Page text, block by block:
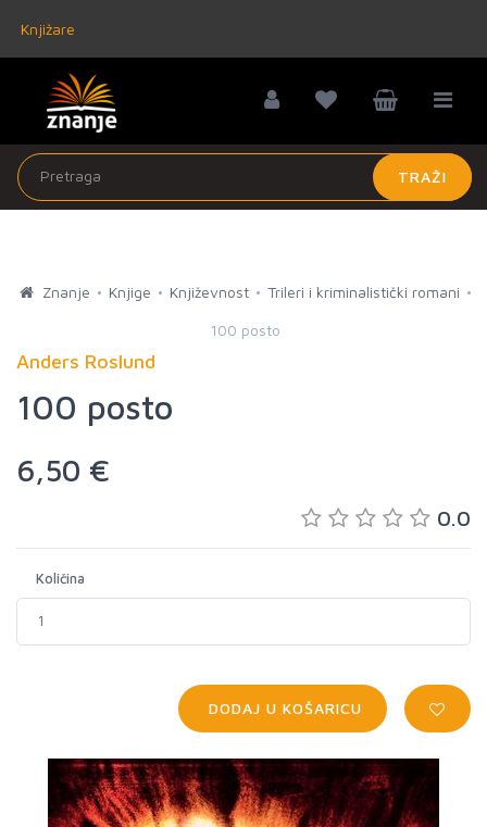
Knjižare
TRAŽI
Znanje Knjige Književnost Trileri i kriminalistički romani
100 posto
Anders Roslund
100 posto
6,50 €
0.0
Količina
DODAJ U KOŠARICU